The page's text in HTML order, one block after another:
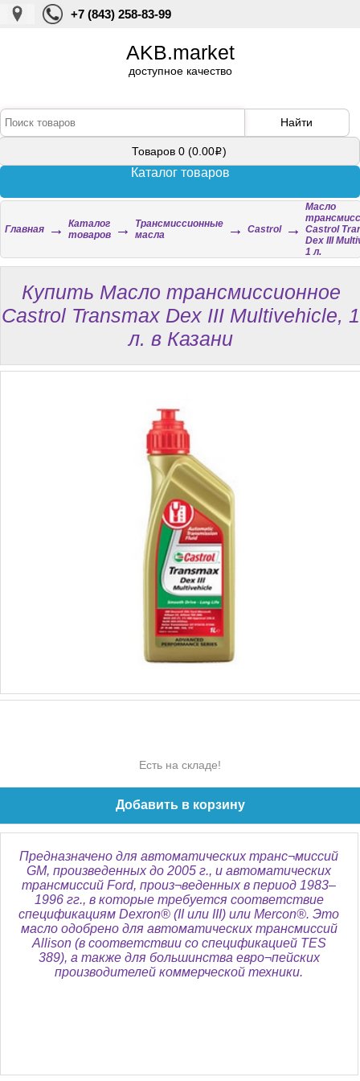
+7 (843) 258-83-99
AKB.market
доступное качество
Найти
Товаров 0 (0.00i)
Каталог товаров
Главная →
Каталог
товаров
→
Трансмиссионные
масла
→ Castrol →
Масло
Castrol
Dex III
1 л.
Купить Масло трансмиссионное
Castrol Transmax Dex III Multivehicle, 1
л. в Казани
Есть на складе!
Добавить в корзину
Предназначено для автоматических транс¬миссий
GM, произведенных до 2005 г., и автоматических
трансмиссий Ford, произ¬веденных в период 1983–
1996 гг., в которые требуется соответствие
спецификациям Dexron® (II или III) или Mercon®. Это
масло одобрено для автоматических трансмиссий
Allison (в соответствии со спецификацией TES
389), а также для большинства евро¬пейских
производителей коммерческой техники.